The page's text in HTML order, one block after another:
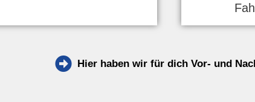
Hier haben wir für dich Vor- und